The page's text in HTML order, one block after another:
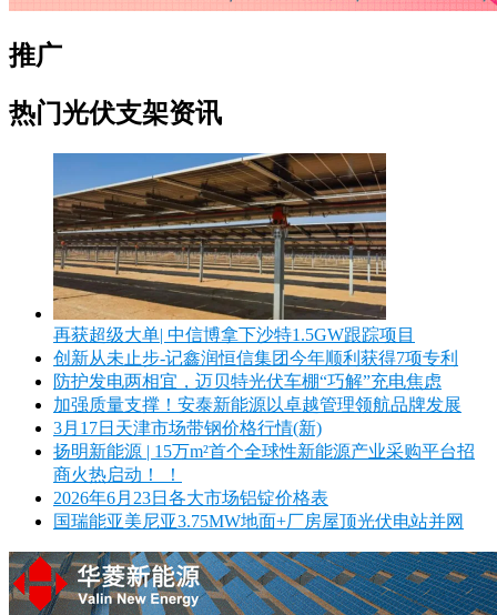
推广
热门光伏支架资讯
再获超级大单| 中信博拿下沙特1.5GW跟踪项目
创新从未止步-记鑫润恒信集团今年顺利获得7项专利
防护发电两相宜，迈贝特光伏车棚“巧解”充电焦虑
加强质量支撑！安泰新能源以卓越管理领航品牌发展
3月17日天津市场带钢价格行情(新)
扬明新能源 | 15万m²首个全球性新能源产业采购平台招
商火热启动！ ！
2026年6月23日各大市场铝锭价格表
国瑞能亚美尼亚3.75MW地面+厂房屋顶光伏电站并网